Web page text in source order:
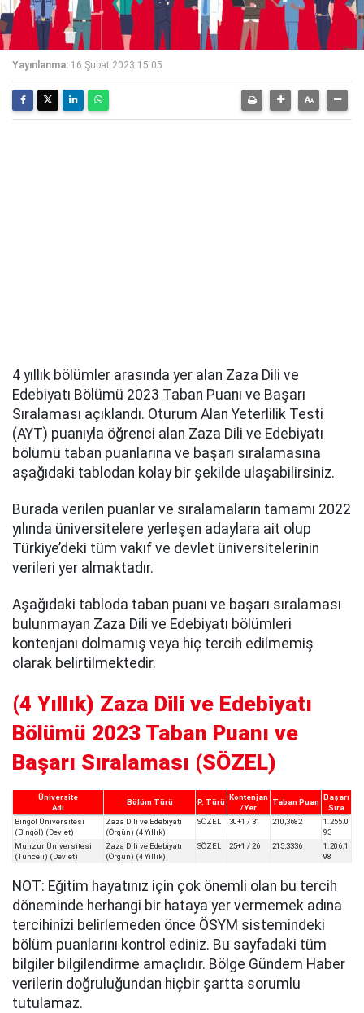
Yayınlanma: 16 Şubat 2023 15:05
4 yıllık bölümler arasında yer alan Zaza Dili ve
Edebiyatı Bölümü 2023 Taban Puanı ve Başarı
Sıralaması açıklandı. Oturum Alan Yeterlilik Testi
(AYT) puanıyla öğrenci alan Zaza Dili ve Edebiyatı
bölümü taban puanlarına ve başarı sıralamasına
aşağıdaki tablodan kolay bir şekilde ulaşabilirsiniz.
Burada verilen puanlar ve sıralamaların tamamı 2022
yılında üniversitelere yerleşen adaylara ait olup
Türkiye’deki tüm vakıf ve devlet üniversitelerinin
verileri yer almaktadır.
Aşağıdaki tabloda taban puanı ve başarı sıralaması
bulunmayan Zaza Dili ve Edebiyatı bölümleri
kontenjanı dolmamış veya hiç tercih edilmemiş
olarak belirtilmektedir.
(4 Yıllık) Zaza Dili ve Edebiyatı
Bölümü 2023 Taban Puanı ve
Başarı Sıralaması (SÖZEL)
Üniversite
Adı
Bölüm Türü P. Türü
Kontenjan
/Yer
Taban Puan
Başarı
Sıra
Bingöl Üniversitesi
(Bingöl) (Devlet)
Zaza Dili ve Edebiyatı
(Örgün) (4 Yıllık)
SÖZEL 30+1 / 31 210,3682
1.255.0
93
Munzur Üniversitesi
(Tunceli) (Devlet)
Zaza Dili ve Edebiyatı
(Örgün) (4 Yıllık)
SÖZEL 25+1 / 26 215,3336
1.206.1
98
NOT: Eğitim hayatınız için çok önemli olan bu tercih
döneminde herhangi bir hataya yer vermemek adına
tercihinizi belirlemeden önce ÖSYM sistemindeki
bölüm puanlarını kontrol ediniz. Bu sayfadaki tüm
bilgiler bilgilendirme amaçlıdır. Bölge Gündem Haber
verilerin doğruluğundan hiçbir şartta sorumlu
tutulamaz.